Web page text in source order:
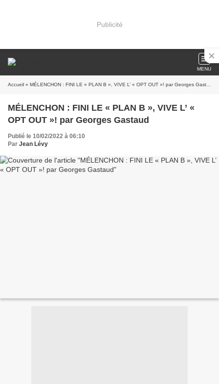
Publicité
MENU
Accueil » MÉLENCHON : FINI LE « PLAN B », VIVE L’ « OPT OUT »! par Georges Gastaud
MÉLENCHON : FINI LE « PLAN B », VIVE L’ «
OPT OUT »! par Georges Gastaud
Publié le 10/02/2022 à 06:10
Par Jean Lévy